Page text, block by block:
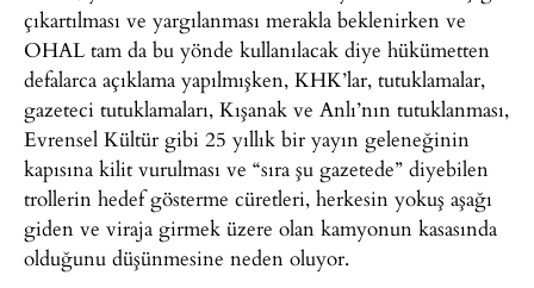
çıkartılması ve yargılanması merakla beklenirken ve
OHAL tam da bu yönde kullanılacak diye hükümetten
defalarca açıklama yapılmışken, KHK’lar, tutuklamalar,
gazeteci tutuklamaları, Kışanak ve Anlı’nın tutuklanması,
Evrensel Kültür gibi 25 yıllık bir yayın geleneğinin
kapısına kilit vurulması ve “sıra şu gazetede” diyebilen
trollerin hedef gösterme cüretleri, herkesin yokuş aşağı
giden ve viraja girmek üzere olan kamyonun kasasında
olduğunu düşünmesine neden oluyor.